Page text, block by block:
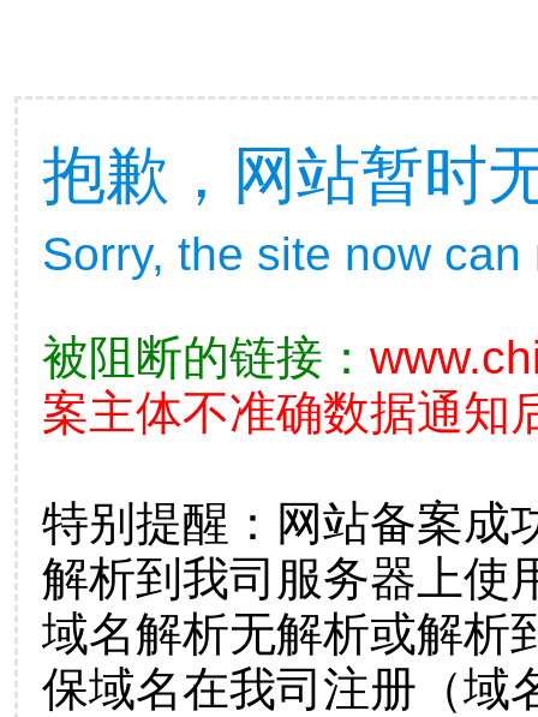
抱歉，网站暂时
Sorry, the site now
被阻断的链接：
案主体不准确数据通知
特别提醒：网站备案成
解析到我司服务器上使
域名解析无解析或解析
保域名在我司注册（域